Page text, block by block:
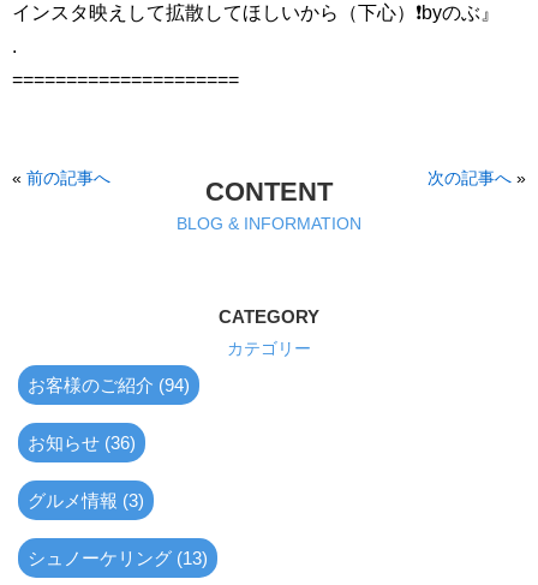
インスタ映えして拡散してほしいから（下心）❗️byのぶ』
.
=====================
« 前の記事へ 次の記事へ »
CONTENT
BLOG & INFORMATION
CATEGORY
カテゴリー
お客様のご紹介 (94)
お知らせ (36)
グルメ情報 (3)
シュノーケリング (13)